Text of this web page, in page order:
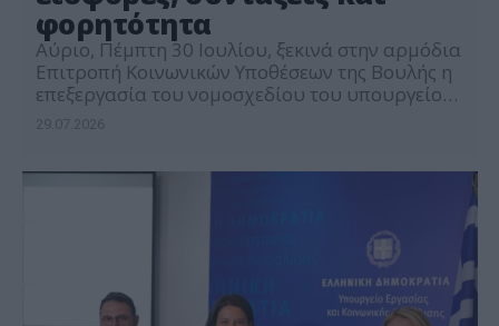
φορητότητα
Αύριο, Πέμπτη 30 Ιουλίου, ξεκινά στην αρμόδια
Επιτροπή Κοινωνικών Υποθέσεων της Βουλής η
επεξεργασία του νομοσχεδίου του υπουργείου
δεύτερο πυλώνα του ασφαλιστικού
συνταξιοδοτική αποταμίευση και να […]